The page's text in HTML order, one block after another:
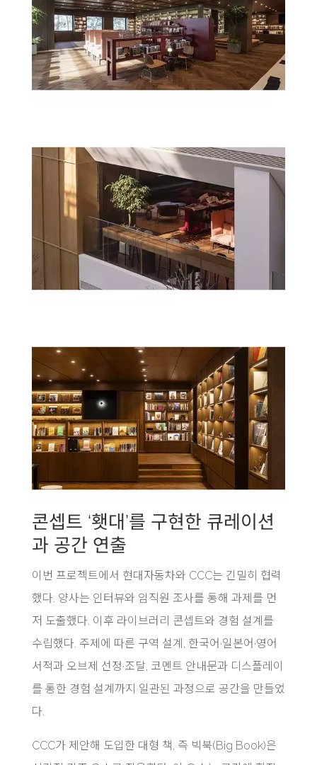
콘셉트 ‘횃대’를 구현한 큐레이션
과 공간 연출
이번 프로젝트에서 현대자동차와 CCC는 긴밀히 협력
했다. 양사는 인터뷰와 임직원 조사를 통해 과제를 먼
저 도출했다. 이후 라이브러리 콘셉트와 경험 설계를
수립했다. 주제에 따른 구역 설계, 한국어·일본어·영어
서적과 오브제 선정·조달, 코멘트 안내문과 디스플레이
를 통한 경험 설계까지 일관된 과정으로 공간을 만들었
다.
CCC가 제안해 도입한 대형 책, 즉 빅북(Big Book)은